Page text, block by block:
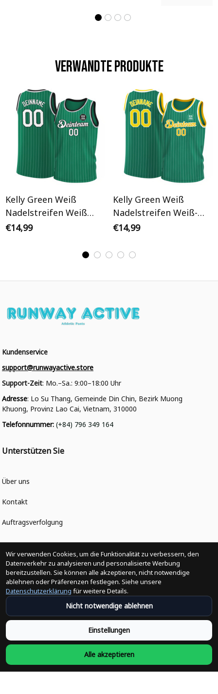
Verwandte Produkte
Kelly Green Weiß
Nadelstreifen Weiß
Grau-Schwarz
€14,99
Kelly Green Weiß
Nadelstreifen Weiß-
Gold Personalisiertes
€14,99
Kundenservice
support@runwayactive.store
Support-Zeit: Mo.–Sa.: 9:00–18:00 Uhr
Adresse: Lo Su Thang, Gemeinde Din Chin, Bezirk Muong
Khuong, Provinz Lao Cai, Vietnam, 310000
Telefonnummer: (+84) 796 349 164
Unterstützen Sie
Über uns
Kontakt
Auftragsverfolgung
Politiken
Änderungen der Bestellung
Versandpolitik
Rückerstattungsrichtlinie
Rückgabepolitik
Wir verwenden Cookies, um die Funktionalität zu verbessern, den
Datenverkehr zu analysieren und personalisierte Werbung
bereitzustellen. Sie können alle akzeptieren, nicht notwendige
ablehnen oder Präferenzen festlegen. Siehe unsere
Datenschutzerklärung für weitere Details.
Nicht notwendige ablehnen
Einstellungen
Alle akzeptieren